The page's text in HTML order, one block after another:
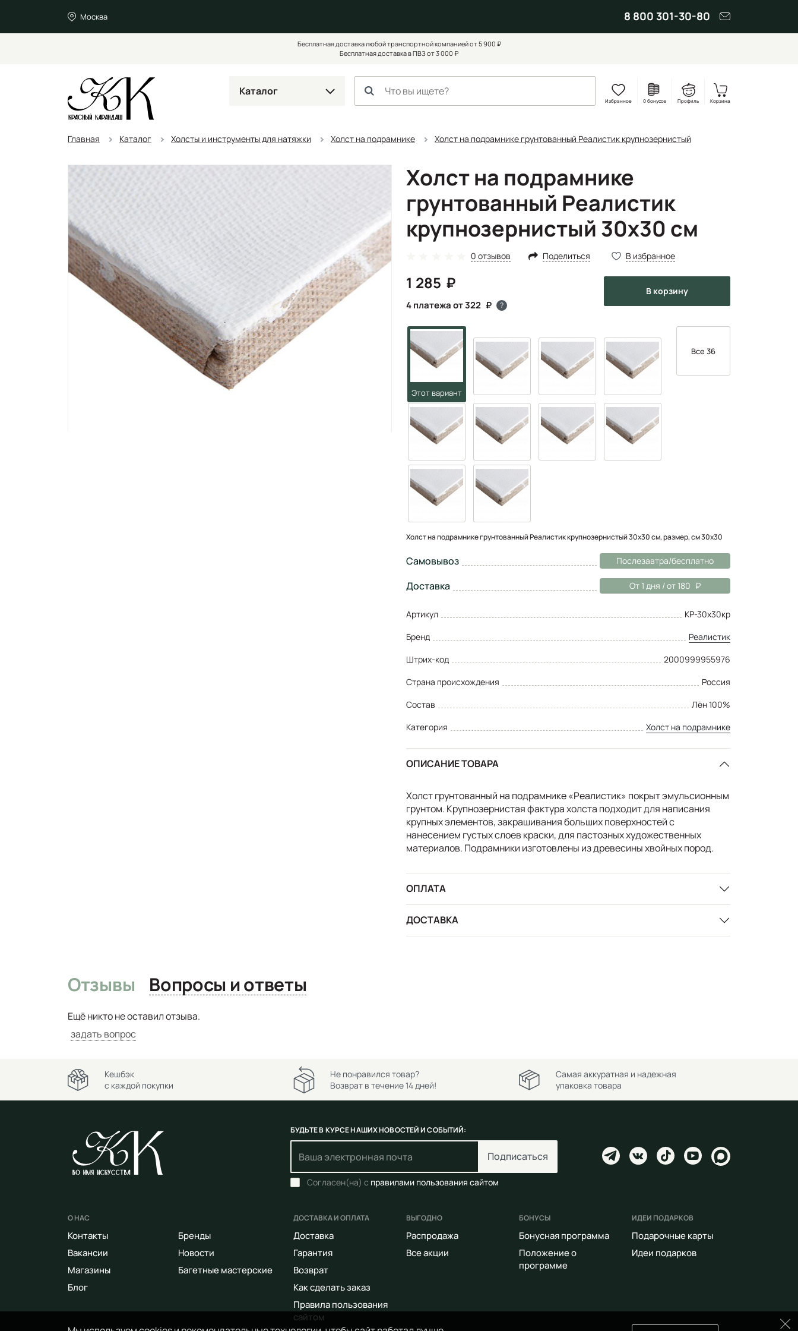
Москва 8 800 301-30-80
Бесплатная доставка любой транспортной компанией от 5 900 ₽
Бесплатная доставка в ПВЗ от 3 000 ₽
Каталог
Избранное 0 бонусов Профиль Корзина
Главная Каталог Холсты и инструменты для натяжки Холст на подрамнике Холст на подрамнике грунтованный Реалистик крупнозернистый
Холст на подрамнике
грунтованный Реалистик
крупнозернистый 30x30 см
0 отзывов Поделиться В избранное
1 285
4 платежа от 322 ?
в корзину
Все 36
Холст на подрамнике грунтованный Реалистик крупнозернистый 30x30 см, размер, см 30x30
Самовывоз Послезавтра/бесплатно
Доставка От 1 дня / от 180
Артикул
КР-30х30кр
Бренд
Реалистик
Штрих-код
2000999955976
Страна происхождения
Россия
Состав
Лён 100%
Категория
Холст на подрамнике
ОПИСАНИЕ ТОВАРА
Холст грунтованный на подрамнике «Реалистик» покрыт эмульсионным
грунтом. Крупнозернистая фактура холста подходит для написания
крупных элементов, закрашивания больших поверхностей с
нанесением густых слоев краски, для пастозных художественных
материалов. Подрамники изготовлены из древесины хвойных пород.
ОПЛАТА
ДОСТАВКА
Отзывы Вопросы и ответы
Ещё никто не оставил отзыва.
задать вопрос
Кешбэк
с каждой покупки
Не понравился товар?
Возврат в течение 14 дней!
Самая аккуратная и надежная
упаковка товара
БУДЬТЕ В КУРСЕ НАШИХ НОВОСТЕЙ И СОБЫТИЙ:
Подписаться
Согласен(на) с правилами пользования сайтом
О НАС
Контакты
Вакансии
Магазины
Блог
Бренды
Новости
Багетные мастерские
ДОСТАВКА И ОПЛАТА
Доставка
Гарантия
Возврат
Как сделать заказ
Правила пользования
сайтом
ВЫГОДНО
Распродажа
Все акции
БОНУСЫ
Бонусная программа
Положение о
программе
ИДЕИ ПОДАРКОВ
Подарочные карты
Идеи подарков